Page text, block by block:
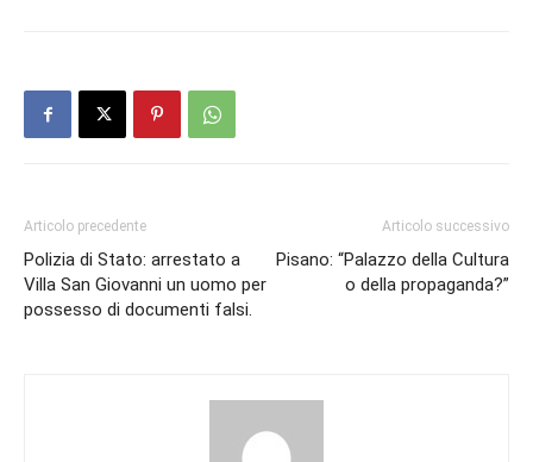
Articolo precedente
Polizia di Stato: arrestato a
Villa San Giovanni un uomo per
possesso di documenti falsi.
Articolo successivo
Pisano: “Palazzo della Cultura
o della propaganda?”